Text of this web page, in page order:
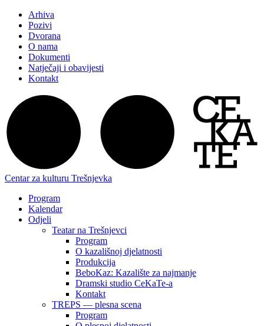
Arhiva
Pozivi
Dvorana
O nama
Dokumenti
Natječaji i obavijesti
Kontakt
Centar za kulturu Trešnjevka
Program
Kalendar
Odjeli
Teatar na Trešnjevci
Program
O kazališnoj djelatnosti
Produkcija
BeboKaz: Kazalište za najmanje
Dramski studio CeKaTe-a
Kontakt
TREPS — plesna scena
Program